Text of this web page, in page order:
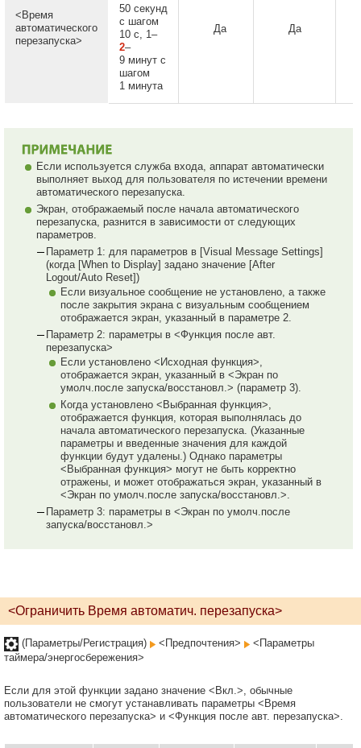
<Время
автоматического
перезапуска>
50 секунд
с шагом
10 с, 1–
2–
9 минут с
шагом
1 минута
Да Да
Если используется служба входа, аппарат автоматически
выполняет выход для пользователя по истечении времени
автоматического перезапуска.
Экран, отображаемый после начала автоматического
перезапуска, разнится в зависимости от следующих
параметров.
Параметр 1: для параметров в [Visual Message Settings]
(когда [When to Display] задано значение [After
Logout/Auto Reset])
Если визуальное сообщение не установлено, а также
после закрытия экрана с визуальным сообщением
отображается экран, указанный в параметре 2.
Параметр 2: параметры в <Функция после авт.
перезапуска>
Если установлено <Исходная функция>,
отображается экран, указанный в <Экран по
умолч.после запуска/восстановл.> (параметр 3).
Когда установлено <Выбранная функция>,
отображается функция, которая выполнялась до
начала автоматического перезапуска. (Указанные
параметры и введенные значения для каждой
функции будут удалены.) Однако параметры
<Выбранная функция> могут не быть корректно
отражены, и может отображаться экран, указанный в
<Экран по умолч.после запуска/восстановл.>.
Параметр 3: параметры в <Экран по умолч.после
запуска/восстановл.>
<Ограничить Время автоматич. перезапуска>
(Параметры/Регистрация) <Предпочтения>
<Параметры
таймера/энергосбережения>
Если для этой функции задано значение <Вкл.>, обычные
пользователи не смогут устанавливать параметры <Время
автоматического перезапуска> и <Функция после авт. перезапуска>.